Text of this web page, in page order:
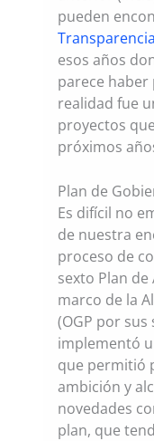
pueden
Transparencia
esos años
parece haber
realidad fue
proyectos
próximos
Plan de
Es difícil no
de nuestra
proceso de
sexto Plan
marco de la
(OGP por
implementó
que permitió
ambición y
novedades
plan, que